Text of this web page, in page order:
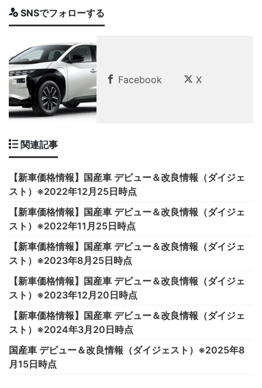
SNSでフォローする
Facebook X
関連記事
【新車価格情報】国産車 デビュー＆改良情報（ダイジェ
スト）※2022年12月25日時点
【新車価格情報】国産車 デビュー＆改良情報（ダイジェ
スト）※2022年11月25日時点
【新車価格情報】国産車 デビュー＆改良情報（ダイジェ
スト）※2023年8月25日時点
【新車価格情報】国産車 デビュー＆改良情報（ダイジェ
スト）※2023年12月20日時点
【新車価格情報】国産車 デビュー＆改良情報（ダイジェ
スト）※2024年3月20日時点
国産車 デビュー＆改良情報（ダイジェスト）※2025年8
月15日時点